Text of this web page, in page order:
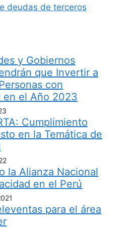
y Gobiernos
que Invertir a
con
en el Año 2023
Cumplimiento
en la Temática de
la Alianza Nacional
en el Perú
para el área